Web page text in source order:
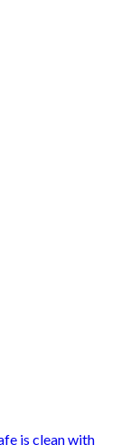
is clean with